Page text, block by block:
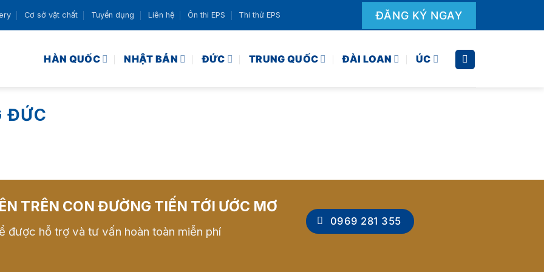
Cơ sở vật chất Tuyển dụng Liên hệ Ôn thi EPS Thi thử EPS ĐĂNG KÝ NGAY
HÀN QUỐC NHẬT BẢN ĐỨC TRUNG QUỐC ĐÀI LOAN ÚC
ĐỨC
TRÊN CON ĐƯỜNG TIẾN TỚI ƯỚC MƠ
được hỗ trợ và tư vấn hoàn toàn miễn phí
0969 281 355